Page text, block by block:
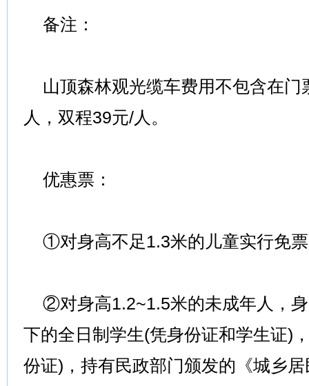
备注：
山顶森林观光缆车费用不包含在门
人，双程39元/人。
优惠票：
①对身高不足1.3米的儿童实行免
②对身高1.2~1.5米的未成年人，身
下的全日制学生(凭身份证和学生证)
份证)，持有民政部门颁发的《城乡